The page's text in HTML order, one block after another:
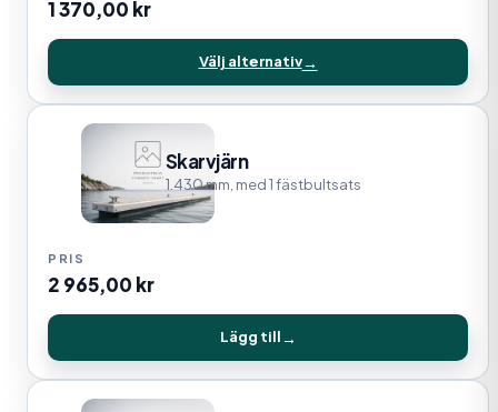
1 370,00 kr
Välj alternativ
Skarvjärn
1.430 mm, med 1 fästbultsats
2 965,00 kr
Lägg till